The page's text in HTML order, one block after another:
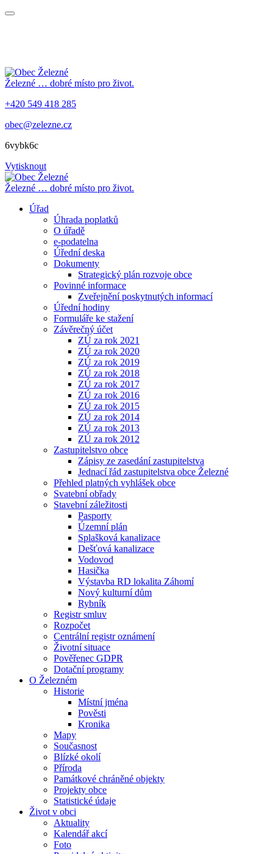
Železné … dobré místo pro život.
+420 549 418 285
obec@zelezne.cz
6vybk6c
Vytisknout
Železné … dobré místo pro život.
Úřad
Úhrada poplatků
O úřadě
e-podatelna
Úřední deska
Dokumenty
Strategický plán rozvoje obce
Povinné informace
Zveřejnění poskytnutých informací
Úřední hodiny
Formuláře ke stažení
Závěrečný účet
ZÚ za rok 2021
ZÚ za rok 2020
ZÚ za rok 2019
ZÚ za rok 2018
ZÚ za rok 2017
ZÚ za rok 2016
ZÚ za rok 2015
ZÚ za rok 2014
ZÚ za rok 2013
ZÚ za rok 2012
Zastupitelstvo obce
Zápisy ze zasedání zastupitelstva
Jednací řád zastupitelstva obce Železné
Přehled platných vyhlášek obce
Svatební obřady
Stavební záležitosti
Pasporty
Územní plán
Splašková kanalizace
Dešťová kanalizace
Vodovod
Hasička
Výstavba RD lokalita Záhomí
Nový kulturní dům
Rybník
Registr smluv
Rozpočet
Centrální registr oznámení
Životní situace
Pověřenec GDPR
Dotační programy
O Železném
Historie
Místní jména
Pověsti
Kronika
Mapy
Současnost
Blízké okolí
Příroda
Památkové chráněné objekty
Projekty obce
Statistické údaje
Život v obci
Aktuality
Kalendář akcí
Foto